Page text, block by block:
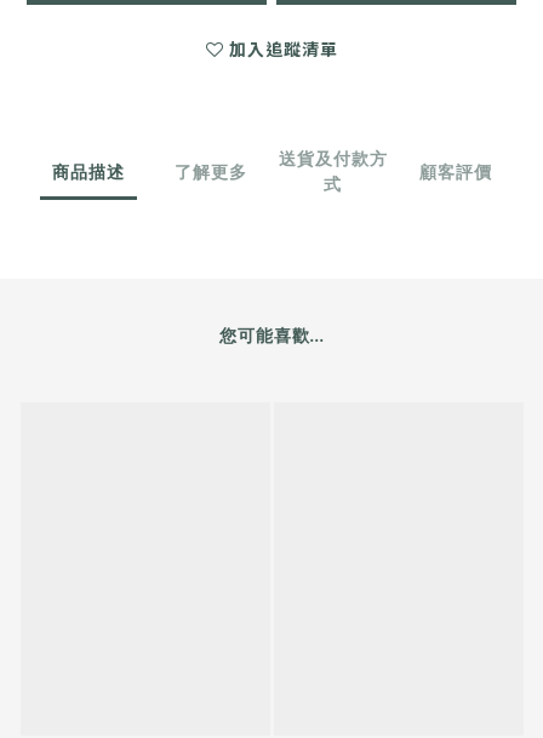
加入追蹤清單
商品描述 了解更多
送貨及付款方
式
顧客評價
您可能喜歡...